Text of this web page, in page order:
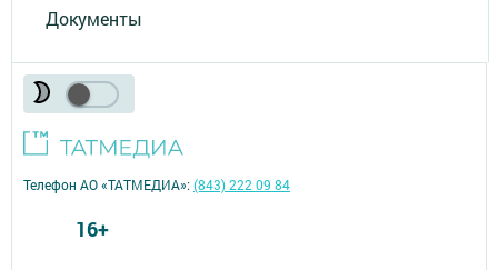
Документы
Телефон АО «ТАТМЕДИА»:(843) 222 09 84
16+